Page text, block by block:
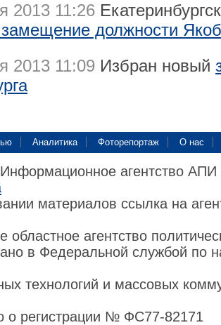
2013 11:26
замещение должности
2013 11:09 Избран новый
Аналитика Фоторепортаж О нас
агентство
материалов ссылка на
областное агентство
в Федеральной службой по
технологий и массовых
о регистрации № ФС77-82171